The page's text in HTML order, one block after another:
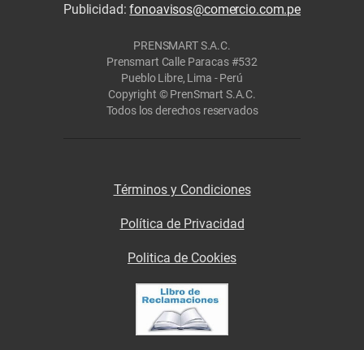
Publicidad:fonoavisos@comercio.com.pe
PRENSMART S.A.C.
Prensmart Calle Paracas #532
Pueblo Libre, Lima - Perú
Copyright © PrenSmart S.A.C.
Todos los derechos reservados
Términos y Condiciones
Política de Privacidad
Politica de Cookies